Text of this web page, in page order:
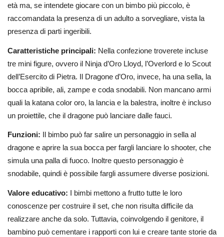
età ma, se intendete giocare con un bimbo più piccolo, è
raccomandata la presenza di un adulto a sorvegliare, vista la
presenza di parti ingeribili.
Caratteristiche principali: Nella confezione troverete incluse
tre mini figure, ovvero il Ninja d’Oro Lloyd, l’Overlord e lo Scout
dell’Esercito di Pietra. Il Dragone d’Oro, invece, ha una sella, la
bocca apribile, ali, zampe e coda snodabili. Non mancano armi
quali la katana color oro, la lancia e la balestra, inoltre è incluso
un proiettile, che il dragone può lanciare dalle fauci.
Funzioni: Il bimbo può far salire un personaggio in sella al
dragone e aprire la sua bocca per fargli lanciare lo shooter, che
simula una palla di fuoco. Inoltre questo personaggio è
snodabile, quindi è possibile fargli assumere diverse posizioni.
Valore educativo: I bimbi mettono a frutto tutte le loro
conoscenze per costruire il set, che non risulta difficile da
realizzare anche da solo. Tuttavia, coinvolgendo il genitore, il
bambino può cementare i rapporti con lui e creare tante storie da